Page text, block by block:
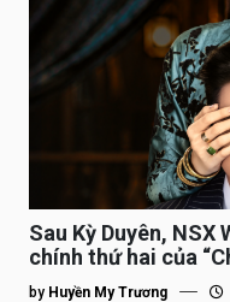
Sau Kỳ Duyên, NSX
chính thứ hai của
by Huyền My Trương